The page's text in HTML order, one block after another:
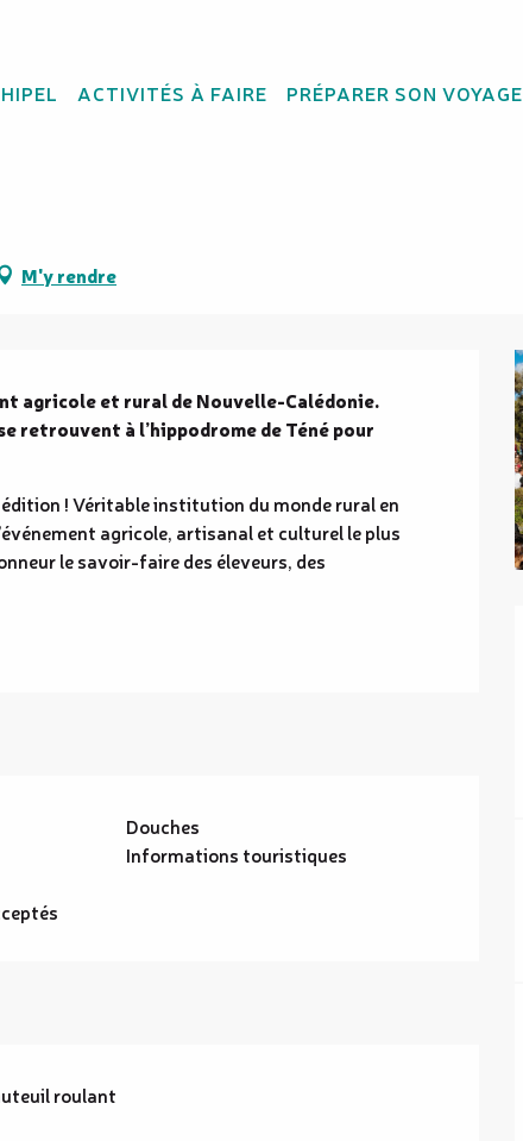
ACTIVITÉS À FAIRE PRÉPARER SON VOYAGE
M'y rendre
agricole et rural de Nouvelle-Calédonie.
retrouvent à l’hippodrome de Téné pour
! Véritable institution du monde rural en
agricole, artisanal et culturel le plus
le savoir-faire des éleveurs, des
Douches
Informations touristiques
roulant